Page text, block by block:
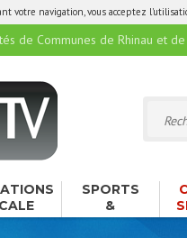
votre navigation, vous acceptez
de Communes de Rhinau et
SPORTS
&
LOISIRS